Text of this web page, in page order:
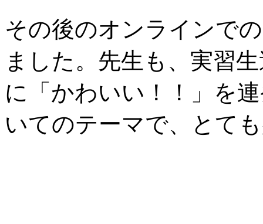
その後のオンラインで
ました。先生も、実習
に「かわいい！！」を
いてのテーマで、とて